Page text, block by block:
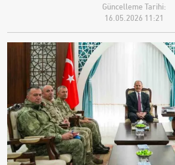
Güncelleme Tarihi:
16.05.2026 11:21